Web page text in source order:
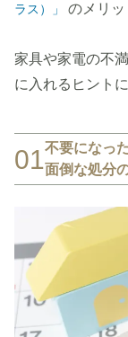
ラス）」
のメリッ
家具や家電の不
に入れるヒント
01不要になっ
面倒な処分